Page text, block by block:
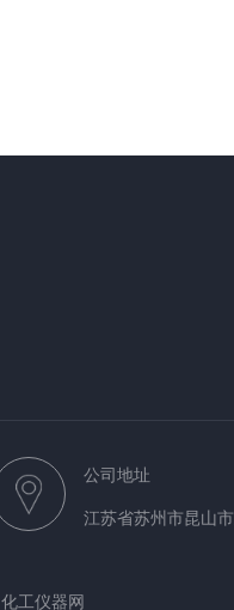
公司地址
江苏省苏州市昆山
化工仪器网